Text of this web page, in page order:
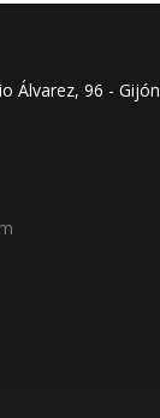
Álvarez, 96 - Gijón